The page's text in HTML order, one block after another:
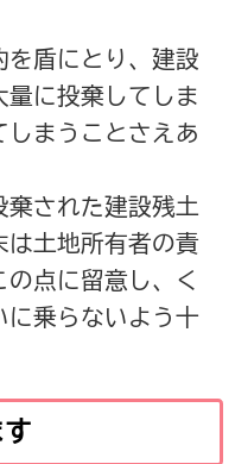
を盾にとり、建設
に投棄してしま
しまうことさえあ
棄された建設残土
は土地所有者の責
点に留意し、く
に乗らないよう十